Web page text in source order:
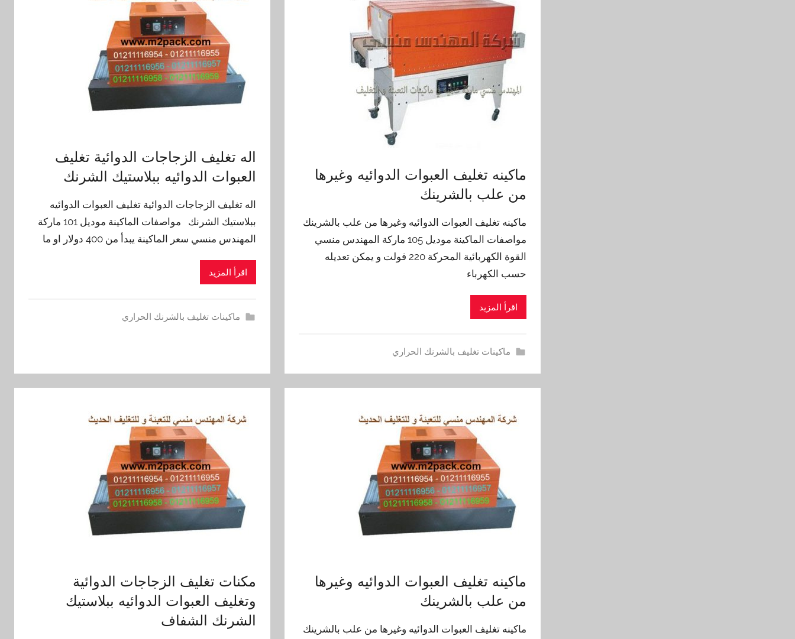
ماكينه تغليف العبوات الدوائيه وغيرها
من علب بالشرينك
ماكينه تغليف العبوات الدوائيه وغيرها من علب بالشرينك
مواصفات الماكينة موديل 105 ماركة المهندس منسي
القوة الكهربائية المحركة 220 فولت و يمكن تعديله
حسب الكهرباء
اقرأ المزيد
ماكينات تغليف بالشرنك الحراري
اله تغليف الزجاجات الدوائية تغليف
العبوات الدوائيه ببلاستيك الشرنك
اله تغليف الزجاجات الدوائية تغليف العبوات الدوائيه
ببلاستيك الشرنك مواصفات الماكينة موديل 101 ماركة
المهندس منسي سعر الماكينة يبدأ من 400 دولار او ما
اقرأ المزيد
ماكينات تغليف بالشرنك الحراري
ماكينه تغليف العبوات الدوائيه وغيرها
من علب بالشرينك
ماكينه تغليف العبوات الدوائيه وغيرها من علب بالشرينك
مكنات تغليف الزجاجات الدوائية
وتغليف العبوات الدوائيه ببلاستيك
الشرنك الشفاف